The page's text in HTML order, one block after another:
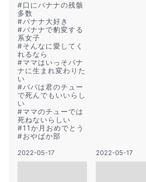
#口にバナナの残骸
多数
#バナナ大好き
#バナナで豹変する
系女子
#そんなに愛してく
れるなら
#ママはいっそバナ
ナに生まれ変わりた
い
#パパは君のチュー
で死んでもいいらし
い
#ママのチューでは
死ねないらしい
#11か月おめでとう
#おやばか部
2022-05-17 2022-05-17